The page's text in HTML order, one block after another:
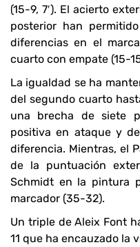
(15-9, 7′). El acierto
posterior han
diferencias en el
cuarto con empate (15-
La igualdad se ha
del segundo cuarto
una brecha de siete
positiva en ataque y
diferencia. Mientras, el
de la puntuación
Schmidt en la pintura
marcador (35-32).
Un triple de Aleix Font
11 que ha encauzado la